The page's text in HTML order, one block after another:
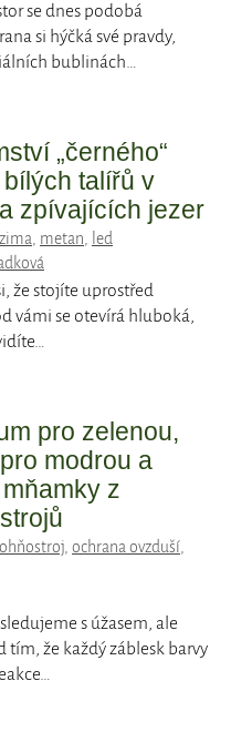
se dnes podobá
si hýčká své pravdy,
bublinách…
„černého“
bílých talířů v
zpívajících jezer
zima, metan, led
že stojíte uprostřed
vámi se otevírá hluboká,
pro zelenou,
modrou a
z
ohňostroj, ochrana ovzduší,
s úžasem, ale
že každý záblesk barvy